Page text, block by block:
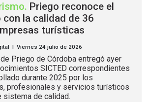
. Priego reconoce el
la calidad de 36
turísticas
| Viernes 24 julio de 2026
Priego de Córdoba entregó ayer
SICTED correspondientes
durante 2025 por los
profesionales y servicios turísticos
sistema de calidad.